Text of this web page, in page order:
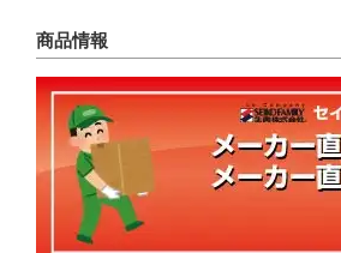
商品情報